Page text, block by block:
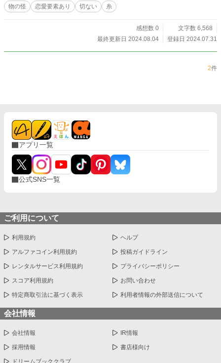
物の怪 恋愛要素あり 切ない 糸
感想数 0
文字数 6,568
最終更新日 2024.08.04
登録日 2024.07.31
2件
アプリ一覧
公式SNS一覧
ご利用について
利用規約 ヘルプ
アルファコイン利用規約 投稿ガイドライン
レンタルサービス利用規約 プライバシーポリシー
スコア利用規約 お問い合わせ
特定商取引法に基づく表示 利用者情報の外部送信について
会社情報
会社情報 IR情報
採用情報 書店様向け
ドリームブッククラブ